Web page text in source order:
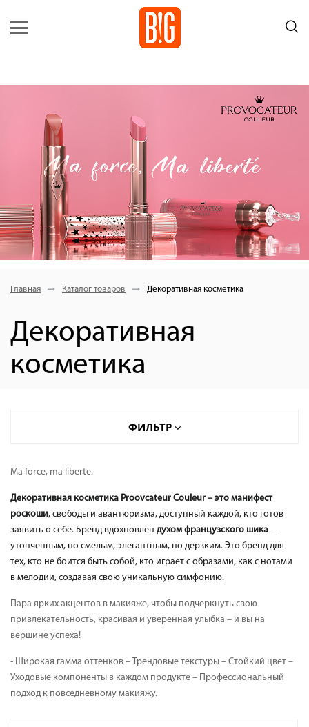
Главная Каталог товаров Декоративная косметика
Декоративная
косметика
ФИЛЬТР
HYALURONIC HAPPY KISS 01-06
HOLLYWOOD CHIC 21-28
ROUGE ALLURE 41-46
HAPPY LIPS 81-84
Ma force, ma liberte.
Декоративная косметика Proovcateur Couleur – это манифест
роскоши, свободы и авантюризма, доступный каждой, кто готов
заявить о себе. Бренд вдохновлен духом французского шика —
утонченным, но смелым, элегантным, но дерзким. Это бренд для
тех, кто не боится быть собой, кто играет с образами, как с нотами
в мелодии, создавая свою уникальную симфонию.
Пара ярких акцентов в макияже, чтобы подчеркнуть свою
привлекательность, красивая и уверенная улыбка – и вы на
вершине успеха!
- Широкая гамма оттенков – Трендовые текстуры – Стойкий цвет –
Уходовые компоненты в каждом продукте – Профессиональный
подход к повседневному макияжу.